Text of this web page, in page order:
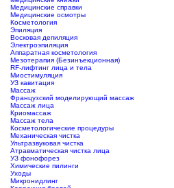
Медицинские справки
Медицинские осмотры
Косметология
Эпиляция
Восковая депиляция
Электроэпиляция
Аппаратная косметология
Мезотерапия (Безинъекционная)
RF-лифтинг лица и тела
Миостимуляция
УЗ кавитация
Массаж
Французский моделирующий массаж
Массаж лица
Криомассаж
Массаж тела
Косметологические процедуры
Механическая чистка
Ультразвуковая чистка
Атравматическая чистка лица
УЗ фонофорез
Химические пилинги
Уходы
Микронидлинг